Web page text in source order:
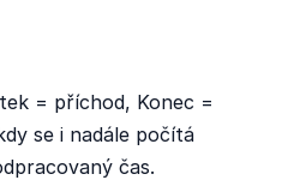
= příchod, Konec =
se i nadále počítá
čas.